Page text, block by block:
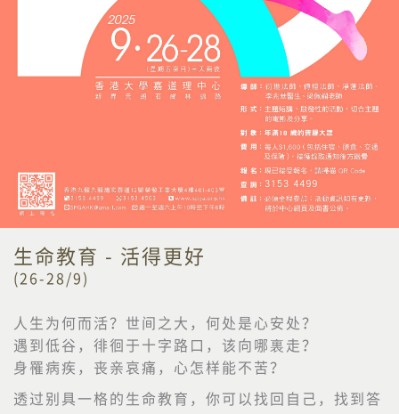
生命教育 - 活得更好
(26-28/9)
人生为何而活？世间之大，何处是心安处？
遇到低谷，徘徊于十字路口，该向哪裏走？
身罹病疾，丧亲哀痛，心怎样能不苦？
透过别具一格的生命教育，你可以找回自己，找到答